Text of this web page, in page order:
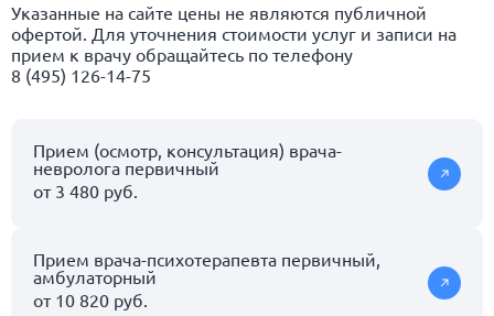
Указанные на сайте цены не являются публичной
офертой. Для уточнения стоимости услуг и записи на
прием к врачу обращайтесь по телефону
8 (495) 126-14-75
Прием (осмотр, консультация) врача-
невролога первичный
от 3 480 руб.
Прием врача-психотерапевта первичный,
амбулаторный
от 10 820 руб.